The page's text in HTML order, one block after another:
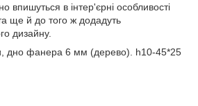
впишуться в інтер'єрні особливості
ще й до того ж додадуть
дизайну.
дно фанера 6 мм (дерево). h10-45*25